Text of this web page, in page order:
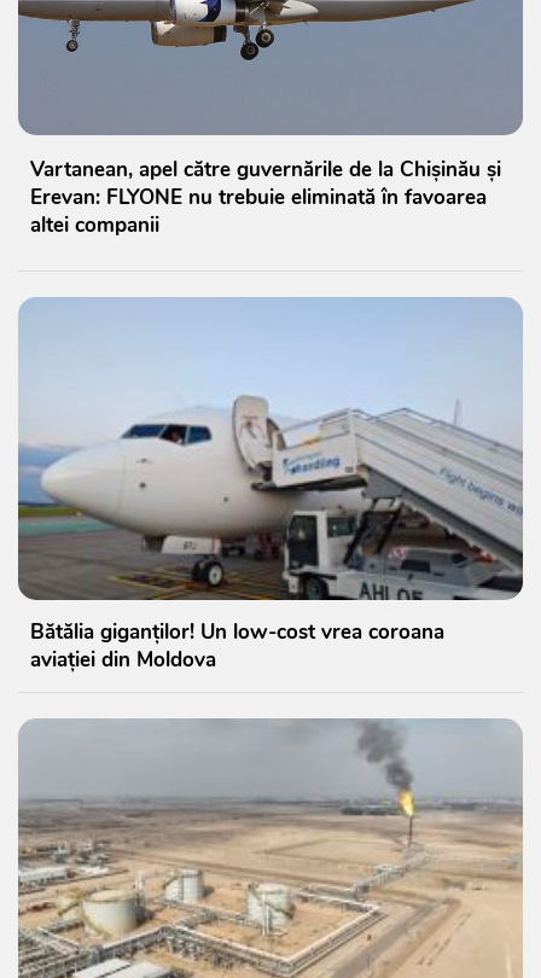
Vartanean, apel către guvernările de la Chișinău și
Erevan: FLYONE nu trebuie eliminată în favoarea
altei companii
Bătălia giganților! Un low-cost vrea coroana
aviației din Moldova